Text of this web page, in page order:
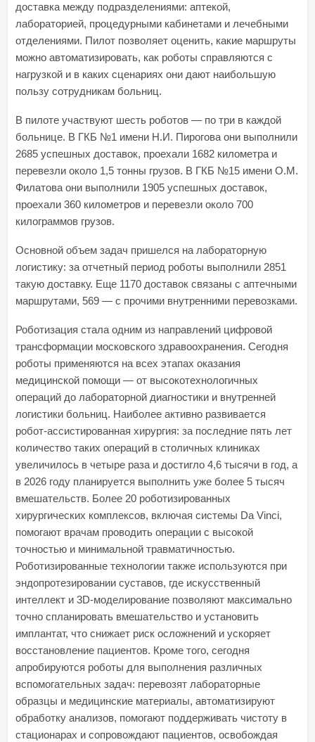
доставка между подразделениями: аптекой,
лабораторией, процедурными кабинетами и лечебными
отделениями. Пилот позволяет оценить, какие маршруты
можно автоматизировать, как роботы справляются с
нагрузкой и в каких сценариях они дают наибольшую
пользу сотрудникам больниц.
В пилоте участвуют шесть роботов — по три в каждой
больнице. В ГКБ №1 имени Н.И. Пирогова они выполнили
2685 успешных доставок, проехали 1682 километра и
перевезли около 1,5 тонны грузов. В ГКБ №15 имени О.М.
Филатова они выполнили 1905 успешных доставок,
проехали 360 километров и перевезли около 700
килограммов грузов.
Основной объем задач пришелся на лабораторную
логистику: за отчетный период роботы выполнили 2851
такую доставку. Еще 1170 доставок связаны с аптечными
маршрутами, 569 — с прочими внутренними перевозками.
Роботизация стала одним из направлений цифровой
трансформации московского здравоохранения. Сегодня
роботы применяются на всех этапах оказания
медицинской помощи — от высокотехнологичных
операций до лабораторной диагностики и внутренней
логистики больниц. Наиболее активно развивается
робот-ассистированная хирургия: за последние пять лет
количество таких операций в столичных клиниках
увеличилось в четыре раза и достигло 4,6 тысячи в год, а
в 2026 году планируется выполнить уже более 5 тысяч
вмешательств. Более 20 роботизированных
хирургических комплексов, включая системы Da Vinci,
помогают врачам проводить операции с высокой
точностью и минимальной травматичностью.
Роботизированные технологии также используются при
эндопротезировании суставов, где искусственный
интеллект и 3D-моделирование позволяют максимально
точно спланировать вмешательство и установить
имплантат, что снижает риск осложнений и ускоряет
восстановление пациентов. Кроме того, сегодня
апробируются роботы для выполнения различных
вспомогательных задач: перевозят лабораторные
образцы и медицинские материалы, автоматизируют
обработку анализов, помогают поддерживать чистоту в
стационарах и сопровождают пациентов, освобождая